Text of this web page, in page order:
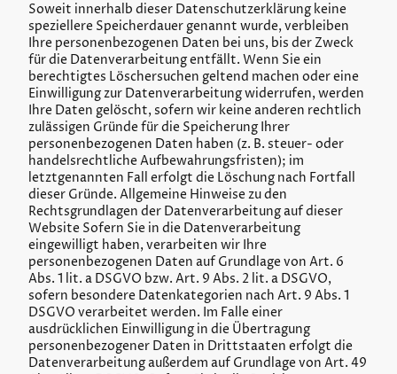
Soweit innerhalb dieser Datenschutzerklärung keine
speziellere Speicherdauer genannt wurde, verbleiben
Ihre personenbezogenen Daten bei uns, bis der Zweck
für die Datenverarbeitung entfällt. Wenn Sie ein
berechtigtes Löschersuchen geltend machen oder eine
Einwilligung zur Datenverarbeitung widerrufen, werden
Ihre Daten gelöscht, sofern wir keine anderen rechtlich
zulässigen Gründe für die Speicherung Ihrer
personenbezogenen Daten haben (z. B. steuer- oder
handelsrechtliche Aufbewahrungsfristen); im
letztgenannten Fall erfolgt die Löschung nach Fortfall
dieser Gründe. Allgemeine Hinweise zu den
Rechtsgrundlagen der Datenverarbeitung auf dieser
Website Sofern Sie in die Datenverarbeitung
eingewilligt haben, verarbeiten wir Ihre
personenbezogenen Daten auf Grundlage von Art. 6
Abs. 1 lit. a DSGVO bzw. Art. 9 Abs. 2 lit. a DSGVO,
sofern besondere Datenkategorien nach Art. 9 Abs. 1
DSGVO verarbeitet werden. Im Falle einer
ausdrücklichen Einwilligung in die Übertragung
personenbezogener Daten in Drittstaaten erfolgt die
Datenverarbeitung außerdem auf Grundlage von Art. 49